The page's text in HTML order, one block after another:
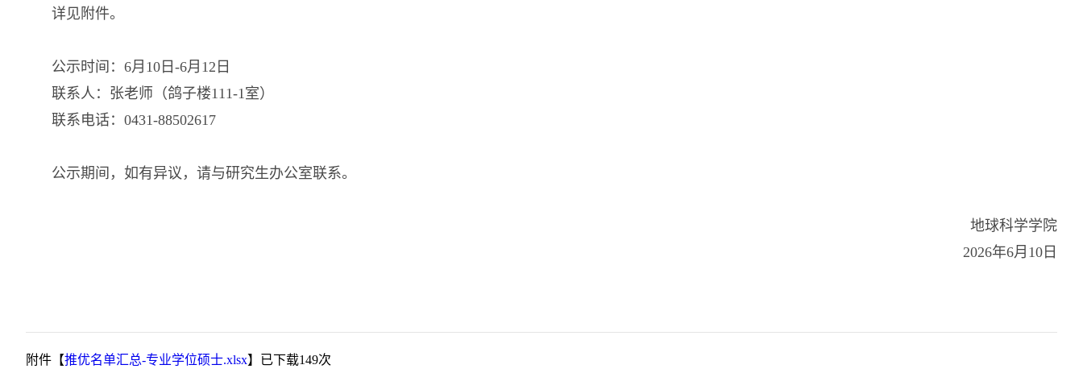
详见附件。
公示时间：6月10日-6月12日
联系人：张老师（鸽子楼111-1室）
联系电话：0431-88502617
公示期间，如有异议，请与研究生办公室联系。
地球科学学院
2026年6月10日
附件【推优名单汇总-专业学位硕士.xlsx】已下载149次